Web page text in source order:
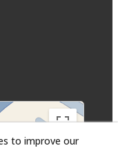
to improve our